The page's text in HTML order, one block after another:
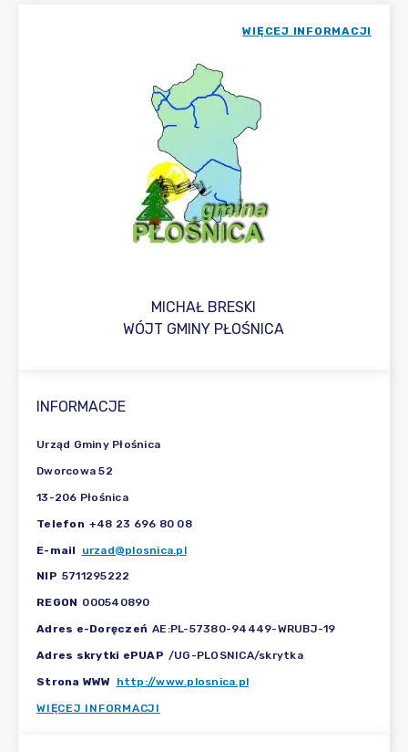
MICHAŁ BRESKI
WIĘCEJ INFORMACJI
WÓJT GMINY PŁOŚNICA
INFORMACJE
Urząd Gminy Płośnica
Dworcowa 52
13-206 Płośnica
Telefon +48 23 696 80 08
E-mail urzad@plosnica.pl
NIP 5711295222
REGON 000540890
Adres e-Doręczeń AE:PL-57380-94449-WRUBJ-19
Adres skrytki ePUAP /UG-PLOSNICA/skrytka
Strona WWW http://www.plosnica.pl
WIĘCEJ INFORMACJI